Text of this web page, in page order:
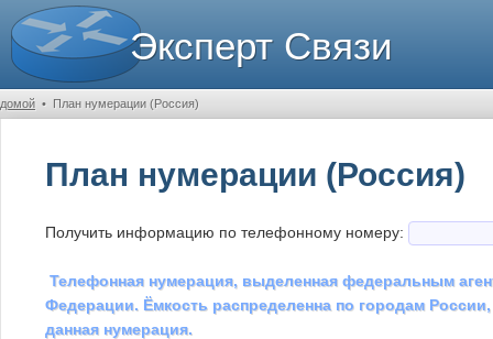
Эксперт Связи
домой • План нумерации (Россия)
План нумерации (Россия)
Получить информацию по телефонному номеру:
Телефонная нумерация, выделенная федеральным
Федерации. Ёмкость распределенна по городам
данная нумерация.